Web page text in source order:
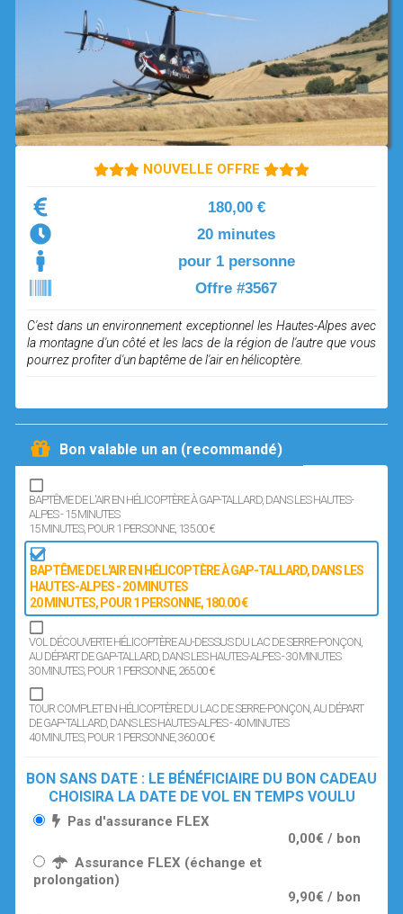
OPEN SUBMENU (SIMULATEUR)
SIMULATEUR
OPEN SUBMENU (DRÔNE)
NOUVELLE OFFRE
180,00 €
20 minutes
pour 1 personne
Offre #3567
C'est dans un environnement exceptionnel les Hautes-Alpes avec
la montagne d'un côté et les lacs de la région de l'autre que vous
pourrez profiter d'un baptême de l'air en hélicoptère.
Bon valable un an (recommandé)
BAPTÊME DE L'AIR EN HÉLICOPTÈRE À GAP-TALLARD, DANS LES HAUTES-
ALPES - 15 MINUTES
15 MINUTES, POUR 1 PERSONNE, 135.00 €
BAPTÊME DE L'AIR EN HÉLICOPTÈRE À GAP-TALLARD, DANS LES
HAUTES-ALPES - 20 MINUTES
20 MINUTES, POUR 1 PERSONNE, 180.00 €
VOL DÉCOUVERTE HÉLICOPTÈRE AU-DESSUS DU LAC DE SERRE-PONÇON,
AU DÉPART DE GAP-TALLARD, DANS LES HAUTES-ALPES - 30 MINUTES
30 MINUTES, POUR 1 PERSONNE, 265.00 €
TOUR COMPLET EN HÉLICOPTÈRE DU LAC DE SERRE-PONÇON, AU DÉPART
DE GAP-TALLARD, DANS LES HAUTES-ALPES - 40 MINUTES
40 MINUTES, POUR 1 PERSONNE, 360.00 €
BON SANS DATE : LE BÉNÉFICIAIRE DU BON CADEAU
CHOISIRA LA DATE DE VOL EN TEMPS VOULU
Pas d'assurance FLEX
0,00€ / bon
Assurance FLEX (échange et
prolongation)
9,90€ / bon